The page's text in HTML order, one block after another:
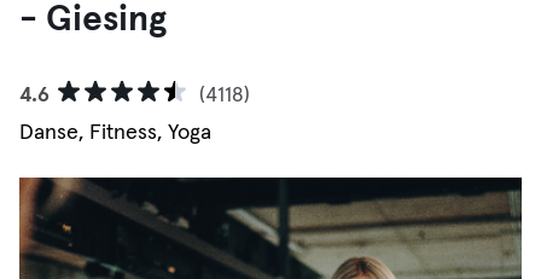
- Giesing
4.6
(4118)
Danse, Fitness, Yoga